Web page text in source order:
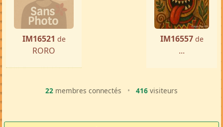
IM16521 de
RORO
IM16557 de
...
22 membres connectés • 416 visiteurs